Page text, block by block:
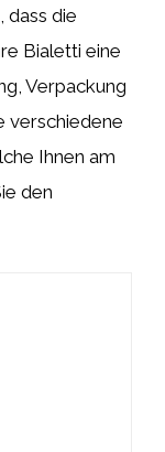
dass die
Bialetti eine
Verpackung
verschiedene
Ihnen am
den